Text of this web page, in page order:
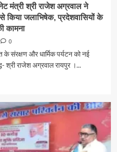
मंत्री श्री राजेश अग्रवाल ने
किया जलाभिषेक, प्रदेशवासियों के
कामना
0
के संरक्षण और धार्मिक पर्यटन को नई
श्री राजेश अग्रवाल रायपुर ।...